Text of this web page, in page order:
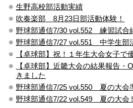
生野高校部活動実績
吹奏楽部 8月23日部活動体験！
野球部通信7/30 vol.552 練習試合
野球部通信7/27 vol.551 中学生部
【卓球部】祝！１年生大会女子で
【卓球部】近畿大会の結果報告・
きました
野球部通信7/25 vol.550 夏の大会
野球部通信7/22 vol.549 夏の大会